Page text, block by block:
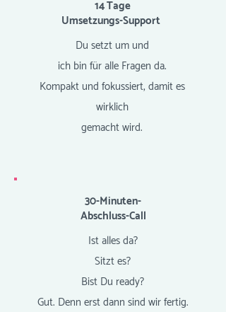
14 Tage
Umsetzungs-Support
Du setzt um und
ich bin für alle Fragen da.
Kompakt und fokussiert, damit es
wirklich
gemacht wird.
30-Minuten-
Abschluss-Call
Ist alles da?
Sitzt es?
Bist Du ready?
Gut. Denn erst dann sind wir fertig.